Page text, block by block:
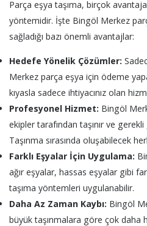
Parça eşya taşıma, birçok
yöntemidir. İşte Bingöl Merkez
sağladığı bazı önemli avantajlar:
Hedefe Yönelik Çözümler:
Merkez parça eşya için ödeme
kıyasla sadece ihtiyacınız olan
Profesyonel Hizmet: Bingöl
ekipler tarafından taşınır ve
Taşınma sırasında oluşabilecek
Farklı Eşyalar İçin Uygulama:
ağır eşyalar, hassas eşyalar gibi
taşıma yöntemleri uygulanabilir.
Daha Az Zaman Kaybı: Bingöl
büyük taşınmalara göre çok daha